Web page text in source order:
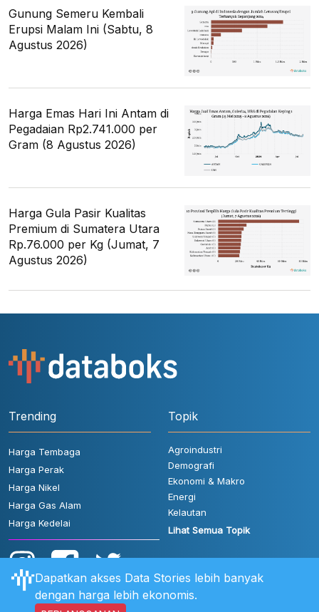
Gunung Semeru Kembali
Erupsi Malam Ini (Sabtu, 8
Agustus 2026)
Harga Emas Hari Ini Antam di
Pegadaian Rp2.741.000 per
Gram (8 Agustus 2026)
Harga Gula Pasir Kualitas
Premium di Sumatera Utara
Rp.76.000 per Kg (Jumat, 7
Agustus 2026)
Trending
Harga Tembaga
Harga Perak
Harga Nikel
Harga Gas Alam
Harga Kedelai
Topik
Agroindustri
Demografi
Ekonomi & Makro
Energi
Kelautan
Lihat Semua Topik
Dapatkan akses Data Stories lebih banyak
dengan harga lebih ekonomis.